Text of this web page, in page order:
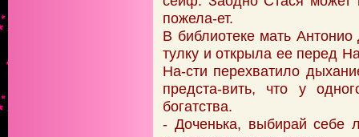
пожела-ет.
В библиотеке мать
тулку и открыла ее перед
На-сти перехватило
предста-вить, что у
богатства.
- Доченька, выбирай себе